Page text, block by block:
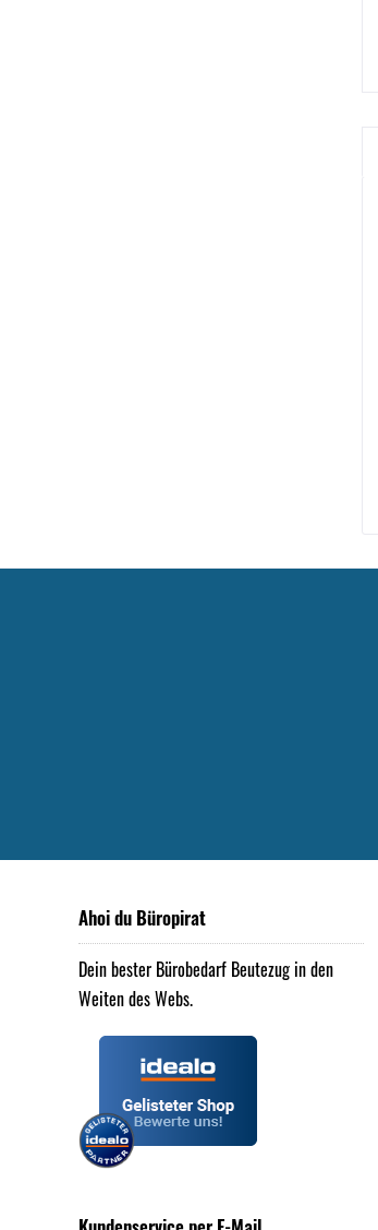
Ahoi du Büropirat
Dein bester Bürobedarf Beutezug in den
Weiten des Webs.